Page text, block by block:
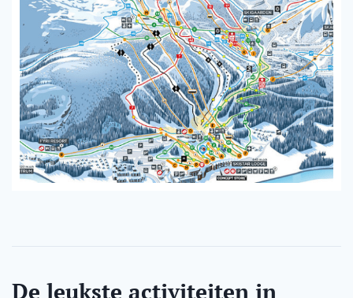
De leukste activiteiten in